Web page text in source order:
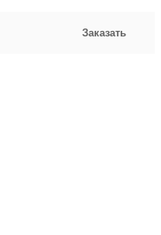
Заказать